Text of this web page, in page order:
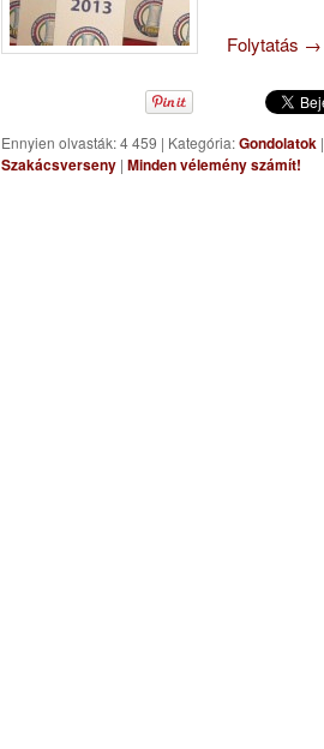
Folytatás →
Ennyien olvasták: 4 459 | Kategória:Gondolatok |
Szakácsverseny | Minden vélemény számít!